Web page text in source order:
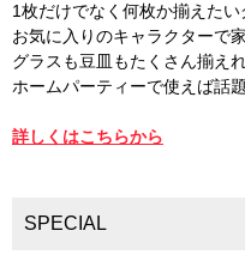
1枚だけでなく何枚か揃えたい
お気に入りのキャラクターで
グラスも豆皿もたくさん揃え
ホームパーティーで使えば話
詳しくはこちらから
SPECIAL